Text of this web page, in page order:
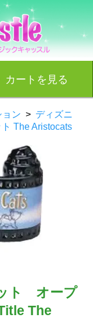
カートを見る
ン > ディズニ
The Aristocats
ト オープ
The